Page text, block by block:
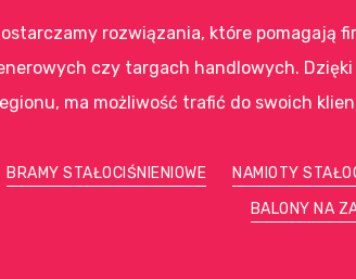
rozwiązania, które pomagają
czy targach handlowych.
ma możliwość trafić do swoich
BRAMY STAŁOCIŚNIENIOWE NAMIOTY
BALONY NA